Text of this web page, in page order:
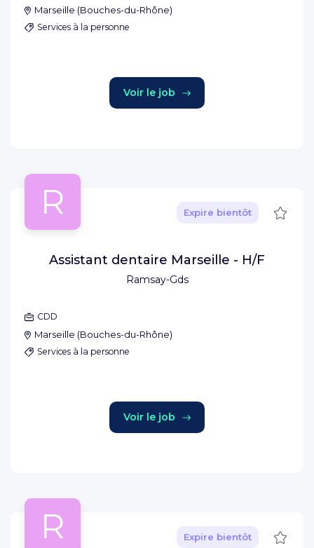
Marseille (Bouches-du-Rhône)
Services à la personne
Voir le job
R
Ramsay-Gds
Expire bientôt
Assistant dentaire Marseille - H/F
CDD
Marseille (Bouches-du-Rhône)
Services à la personne
Voir le job
R Expire bientôt